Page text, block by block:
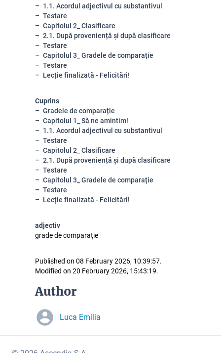
1.1. Acordul adjectivul cu substantivul
Testare
Capitolul 2_ Clasificare
2.1. După proveniență și după clasificare
Testare
Capitolul 3_ Gradele de comparație
Testare
Lecție finalizată - Felicitări!
Cuprins
Gradele de comparație
Capitolul 1_ Să ne amintim!
1.1. Acordul adjectivul cu substantivul
Testare
Capitolul 2_ Clasificare
2.1. După proveniență și după clasificare
Testare
Capitolul 3_ Gradele de comparație
Testare
Lecție finalizată - Felicitări!
adjectiv
grade de comparație
Published on 08 February 2026, 10:39:57.
Modified on 20 February 2026, 15:43:19.
Author
Luca Emilia